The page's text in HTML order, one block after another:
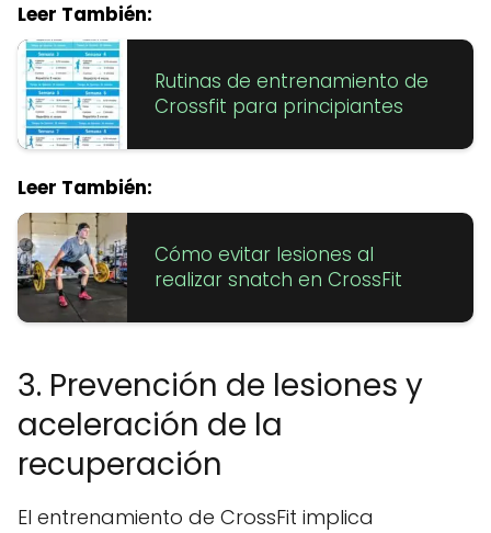
Leer También:
Rutinas de entrenamiento de
Crossfit para principiantes
Leer También:
Cómo evitar lesiones al
realizar snatch en CrossFit
3. Prevención de lesiones y
aceleración de la
recuperación
El entrenamiento de CrossFit implica